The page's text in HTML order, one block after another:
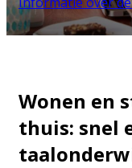
Wonen en
thuis: snel